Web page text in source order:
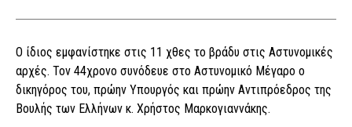
Ο ίδιος εμφανίστηκε στις 11 χθες το βράδυ στις Αστυνομικές
αρχές. Τον 44χρονο συνόδευε στο Αστυνομικό Μέγαρο ο
δικηγόρος του, πρώην Υπουργός και πρώην Αντιπρόεδρος της
Βουλής των Ελλήνων κ. Χρήστος Μαρκογιαννάκης.